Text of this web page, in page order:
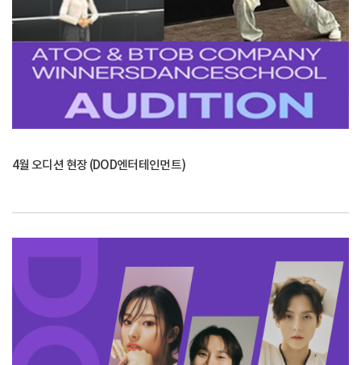
4월 오디션 현장 (DOD엔터테인먼트)